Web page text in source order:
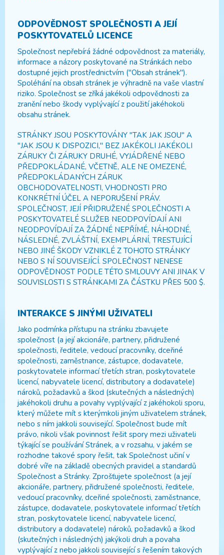
ODPOVĚDNOST SPOLEČNOSTI A JEJÍ
POSKYTOVATELŮ LICENCE
Společnost nepřebírá žádné odpovědnost za materiály,
informace a názory poskytované na Stránkách nebo
dostupné jejich prostřednictvím ("Obsah stránek").
Spoléhání na obsah stránek je výhradně na vaše vlastní
riziko. Společnost se zříká jakékoli odpovědnosti za
zranění nebo škody vyplývající z použití jakéhokoli
obsahu stránek.
STRÁNKY JSOU POSKYTOVÁNY "TAK JAK JSOU" A
"JAK JSOU K DISPOZICI," BEZ JAKÉKOLI JAKÉKOLI
ZÁRUKY ČI ZÁRUKY DRUHÉ, VYJÁDŘENÉ NEBO
PŘEDPOKLÁDANÉ, VČETNĚ, ALE NE OMEZENÉ,
PŘEDPOKLÁDANÝCH ZÁRUK
OBCHODOVATELNOSTI, VHODNOSTI PRO
KONKRÉTNÍ ÚČEL A NEPORUŠENÍ PRÁV.
SPOLEČNOST, JEJÍ PŘIDRUŽENÉ SPOLEČNOSTI A
POSKYTOVATELÉ SLUŽEB NEODPOVÍDAJÍ ANI
NEODPOVÍDAJÍ ZA ŽÁDNÉ NEPŘÍMÉ, NÁHODNÉ,
NÁSLEDNÉ, ZVLÁŠTNÍ, EXEMPLÁRNÍ, TRESTUJÍCÍ
NEBO JINÉ ŠKODY VZNIKLÉ Z TOHOTO STRÁNKY
NEBO S NÍ SOUVISEJÍCÍ. SPOLEČNOST NENESE
ODPOVĚDNOST PODLE TÉTO SMLOUVY ANI JINAK V
SOUVISLOSTI S STRÁNKAMI ZA ČÁSTKU PŘES 500 $.
INTERAKCE S JINÝMI UŽIVATELI
Jako podmínka přístupu na stránku zbavujete
společnost (a její akcionáře, partnery, přidružené
společnosti, ředitele, vedoucí pracovníky, dceřiné
společnosti, zaměstnance, zástupce, dodavatele,
poskytovatele informací třetích stran, poskytovatele
licencí, nabyvatele licencí, distributory a dodavatele)
nároků, požadavků a škod (skutečných a následných)
jakéhokoli druhu a povahy vyplývající z jakéhokoli sporu,
který můžete mít s kterýmkoli jiným uživatelem stránek,
nebo s ním jakkoli související. Společnost bude mít
právo, nikoli však povinnost řešit spory mezi uživateli
týkající se používání Stránek, a v rozsahu, v jakém se
rozhodne takové spory řešit, tak Společnost učiní v
dobré víře na základě obecných pravidel a standardů
Společnost a Stránky. Zprošťujete společnost (a její
akcionáře, partnery, přidružené společnosti, ředitele,
vedoucí pracovníky, dceřiné společnosti, zaměstnance,
zástupce, dodavatele, poskytovatele informací třetích
stran, poskytovatele licencí, nabyvatele licencí,
distributory a dodavatele) nároků, požadavků a škod
(skutečných i následných) jakýkoli druh a povaha
vyplývající z nebo jakkoli související s řešením takových